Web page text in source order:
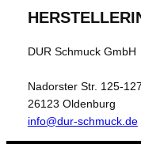
DUR Schmuck GmbH
Nadorster Str. 125-127
26123 Oldenburg
info@dur-schmuck.de